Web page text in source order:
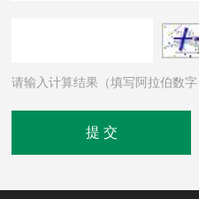
请输入计算结果（填写阿拉伯数